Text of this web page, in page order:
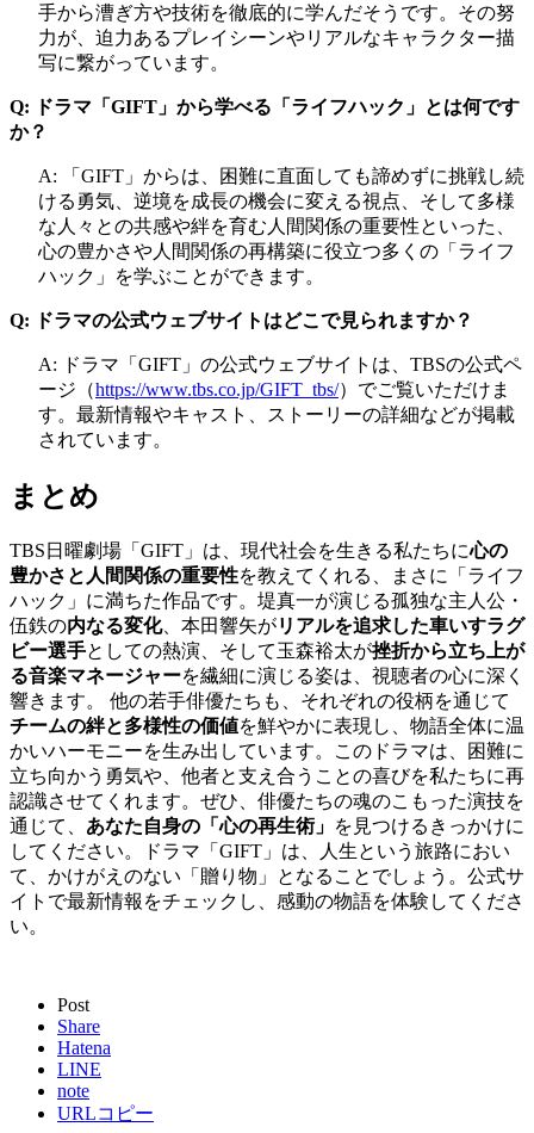
手から漕ぎ方や技術を徹底的に学んだそうです。その努
力が、迫力あるプレイシーンやリアルなキャラクター描
写に繋がっています。
Q: ドラマ「GIFT」から学べる「ライフハック」とは何です
か？
A: 「GIFT」からは、困難に直面しても諦めずに挑戦し続
ける勇気、逆境を成長の機会に変える視点、そして多様
な人々との共感や絆を育む人間関係の重要性といった、
心の豊かさや人間関係の再構築に役立つ多くの「ライフ
ハック」を学ぶことができます。
Q: ドラマの公式ウェブサイトはどこで見られますか？
A: ドラマ「GIFT」の公式ウェブサイトは、TBSの公式ペ
ージ（https://www.tbs.co.jp/GIFT_tbs/）でご覧いただけま
す。最新情報やキャスト、ストーリーの詳細などが掲載
されています。
まとめ
TBS日曜劇場「GIFT」は、現代社会を生きる私たちに心の
豊かさと人間関係の重要性を教えてくれる、まさに「ライフ
ハック」に満ちた作品です。堤真一が演じる孤独な主人公・
伍鉄の内なる変化、本田響矢がリアルを追求した車いすラグ
ビー選手としての熱演、そして玉森裕太が挫折から立ち上が
る音楽マネージャーを繊細に演じる姿は、視聴者の心に深く
響きます。 他の若手俳優たちも、それぞれの役柄を通じて
チームの絆と多様性の価値を鮮やかに表現し、物語全体に温
かいハーモニーを生み出しています。このドラマは、困難に
立ち向かう勇気や、他者と支え合うことの喜びを私たちに再
認識させてくれます。ぜひ、俳優たちの魂のこもった演技を
通じて、 あなた自身の「心の再生術」 を見つけるきっかけに
してください。ドラマ「GIFT」は、人生という旅路におい
て、かけがえのない「贈り物」となることでしょう。公式サ
イトで最新情報をチェックし、感動の物語を体験してくださ
い。
Post
Share
Hatena
LINE
note
URLコピー